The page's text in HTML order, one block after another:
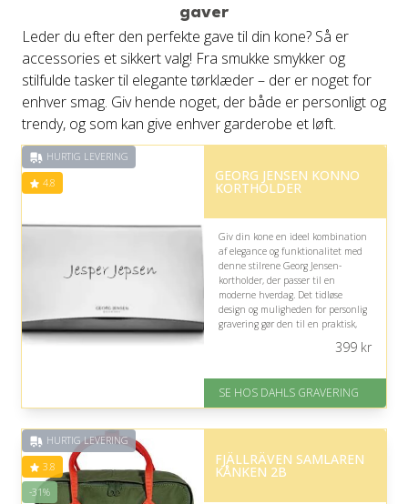
gaver
Leder du efter den perfekte gave til din kone? Så er
accessories et sikkert valg! Fra smukke smykker og
stilfulde tasker til elegante tørklæder – der er noget for
enhver smag. Giv hende noget, der både er personligt og
trendy, og som kan give enhver garderobe et løft.
HURTIG LEVERING
4.8 GEORG JENSEN KONNO
KORTHOLDER
Giv din kone en ideel kombination
af elegance og funktionalitet med
denne stilrene Georg Jensen-
kortholder, der passer til en
moderne hverdag. Det tidløse
design og muligheden for personlig
gravering gør den til en praktisk,
På lager
Levering: 2-3 dage
på 4.8 ud af 5
399kr
SE HOS DAHLS GRAVERING
HURTIG LEVERING
3.8
-31%
FJÄLLRÄVEN SAMLAREN
KÅNKEN 2B